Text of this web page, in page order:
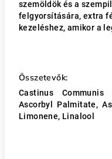
szemöldök és a
felgyorsítására, extra
kezeléshez, amikor a
Összetevők:
Castinus
Ascorbyl Palmitate,
Limonene, Linalool